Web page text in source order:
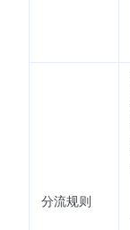
分流规则